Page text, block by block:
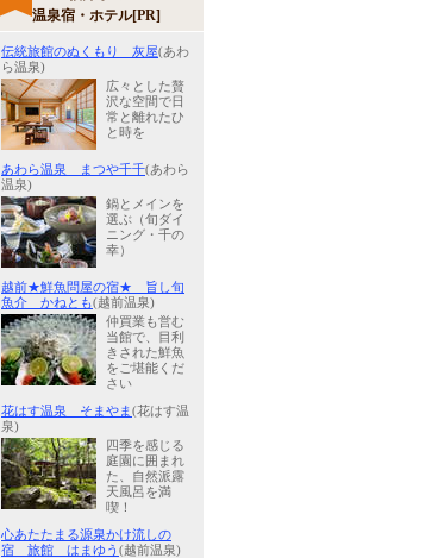
温泉宿・ホテル[PR]
伝統旅館のぬくもり 灰屋(あわ
ら温泉)
広々とした贅
沢な空間で日
常と離れたひ
と時を
あわら温泉 まつや千千(あわら
温泉)
鍋とメインを
選ぶ（旬ダイ
ニング・千の
幸）
越前★鮮魚問屋の宿★ 旨し旬
魚介 かねとも(越前温泉)
仲買業も営む
当館で、目利
きされた鮮魚
をご堪能くだ
さい
花はす温泉 そまやま(花はす温
泉)
四季を感じる
庭園に囲まれ
た、自然派露
天風呂を満
喫！
心あたたまる源泉かけ流しの
宿 旅館 はまゆう (越前温泉)